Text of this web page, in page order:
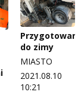
do zimy
MIASTO
2021.08.10
10:21